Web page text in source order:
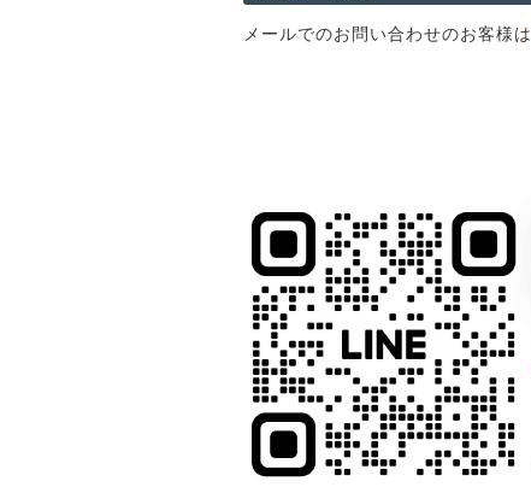
メールでのお問い合わせのお客様は